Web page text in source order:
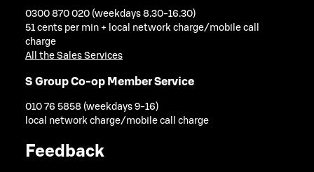
0300 870 020 (weekdays 8.30-16.30)
51 cents per min + local network charge/mobile call
charge
All the Sales Services
S Group Co-op Member Service
010 76 5858 (weekdays 9-16)
local network charge/mobile call charge
Feedback